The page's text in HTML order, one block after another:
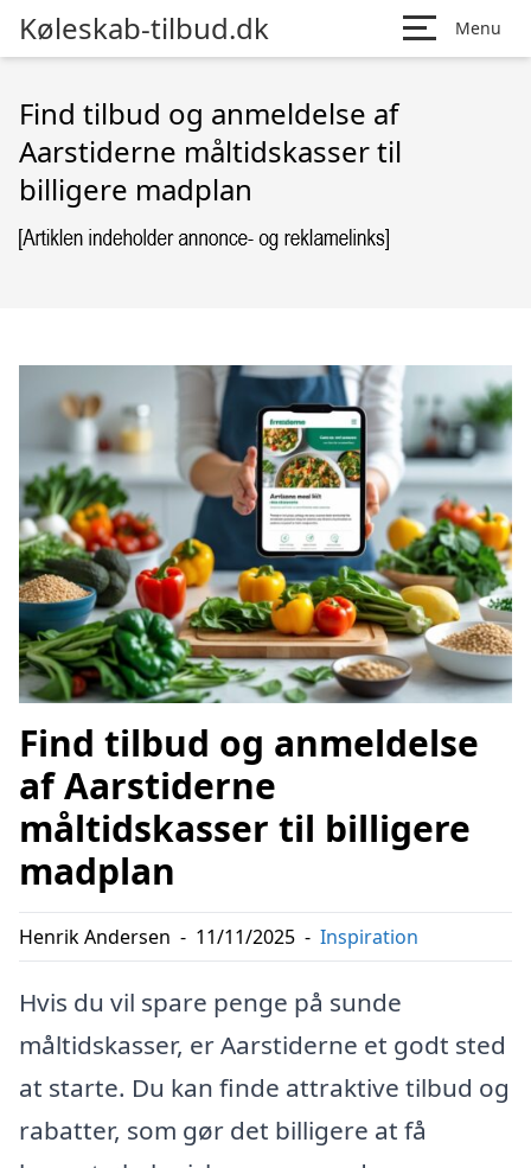
Køleskab-tilbud.dk Menu
Find tilbud og anmeldelse af
Aarstiderne måltidskasser til
billigere madplan
Find tilbud og anmeldelse
af Aarstiderne
måltidskasser til billigere
madplan
Henrik Andersen - 11/11/2025 - Inspiration
Hvis du vil spare penge på sunde
måltidskasser, er Aarstiderne et godt sted
at starte. Du kan finde attraktive tilbud og
rabatter, som gør det billigere at få